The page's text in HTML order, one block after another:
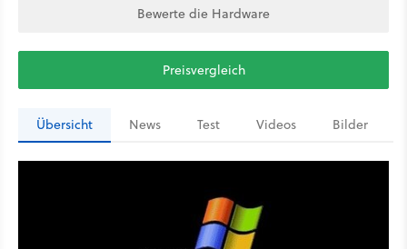
Bewerte die Hardware
Preisvergleich
Übersicht News Test Videos Bilder